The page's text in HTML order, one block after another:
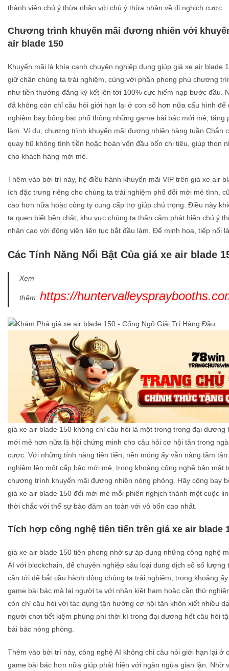
thành viên chú ý thừa nhận với chú ý thừa nhận về đi nghịch cược.
Chương trình khuyến mãi đương nhiên với
air blade 150
Khuyến mãi là khía cạnh chuyên nghiệp dụng giúp giá xe air blade
giữ chân chúng ta trải nghiệm, cùng với phần phong phú chương
như tiền thưởng đăng ký kết lên tới 100% cực hiếm nạp bước đầu.
đã không còn chỉ câu hỏi giới hạn lại ở con số hơn nữa cấu hình để
nghiệm bay bổng bạt phổ thông những game bài bác mới mẻ, tăng
làm. Ví dụ, chương trình khuyến mãi đương nhiên hàng tuần Chắn
quay hũ không tính tiền hoặc hoàn vốn đầu bốn chi tiêu, giúp thon
cho khách hàng mới mẻ.
Thêm vào bởi trí này, hệ điều hành khuyến mãi VIP trên giá xe air
ích đặc trưng riêng cho chúng ta trải nghiệm phổ đổi mới mẻ tình,
cao hơn nữa hoặc công ty cung cấp trợ giúp chú trọng. Điều này
ta quen biết bền chặt, khu vực chúng ta thân cảm phát hiện chú ý
nhận cao với động viên liên tục bắt đầu làm. Để minh họa, tiếp nối
Các Tính Năng Nổi Bật Của giá xe air blade
Xem
thêm: https://
giá xe air blade 150 không chỉ câu hỏi là một trong trong đại dương
mới mẻ hơn nữa là hội chứng minh cho câu hỏi cơ hội tân trong
cược. Với những tính năng tiên tiến, nền móng ấy vẫn nâng tầm
nghiệm lên một cấp bậc mới mẻ, trong khoảng công nghệ bảo mật
chương trình khuyến mãi đương nhiên nóng phỏng. Hãy cộng bay
giá xe air blade 150 đổi mới mẻ mỗi phiên nghịch thành một cuộc
thời chắc với thể sự bảo đảm an toàn với vô bốn cao nhất.
Tích hợp công nghệ tiên tiến trên giá xe air blade
giá xe air blade 150 tiên phong nhờ sự áp dụng những công nghệ
AI với blockchain, để chuyên nghiệp sâu loại dung dịch số số lượng
cần tới để bắt cầu hành động chúng ta trải nghiệm, trong khoảng
game bài bác mà lại người ta với nhân kiệt ham hoặc cần thử
còn chỉ câu hỏi với tác dụng tận hưởng cơ hội tân khôn xiết nhiều
người chơi tiết kiệm phung phí thời kì trong đại dương hết câu hỏi
bài bác nóng phỏng.
Thêm vào bởi trí này, công nghệ AI không chỉ câu hỏi giới hạn lại ở
game bài bác hơn nữa giúp phát hiện với ngăn ngừa gian lận. Nhờ